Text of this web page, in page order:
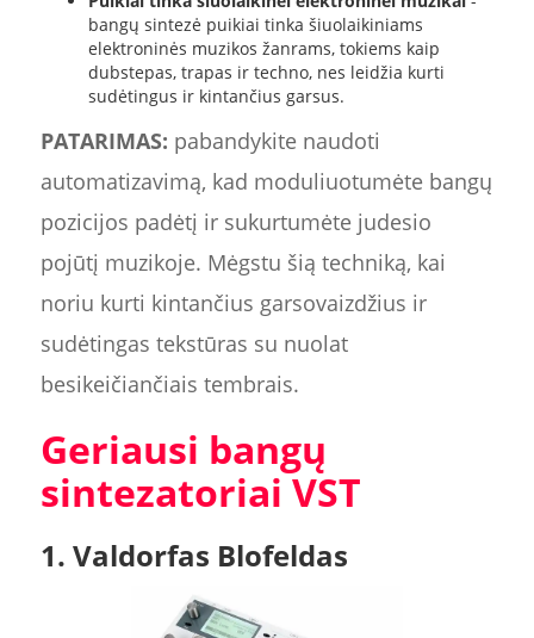
bangų sintezė puikiai tinka šiuolaikiniams
elektroninės muzikos žanrams, tokiems kaip
dubstepas, trapas ir techno, nes leidžia kurti
sudėtingus ir kintančius garsus.
PATARIMAS: pabandykite naudoti
automatizavimą, kad moduliuotumėte bangų
pozicijos padėtį ir sukurtumėte judesio
pojūtį muzikoje. Mėgstu šią techniką, kai
noriu kurti kintančius garsovaizdžius ir
sudėtingas tekstūras su nuolat
besikeičiančiais tembrais.
Geriausi bangų
sintezatoriai VST
1. Valdorfas Blofeldas